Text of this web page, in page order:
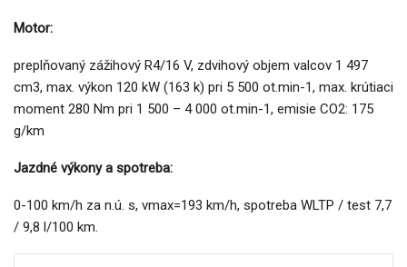
Motor:
preplňovaný zážihový R4/16 V, zdvihový objem valcov 1 497
cm3, max. výkon 120 kW (163 k) pri 5 500 ot.min-1, max. krútiaci
moment 280 Nm pri 1 500 – 4 000 ot.min-1, emisie CO2: 175
g/km
Jazdné výkony a spotreba:
0-100 km/h za n.ú. s, vmax=193 km/h, spotreba WLTP / test 7,7
/ 9,8 l/100 km.